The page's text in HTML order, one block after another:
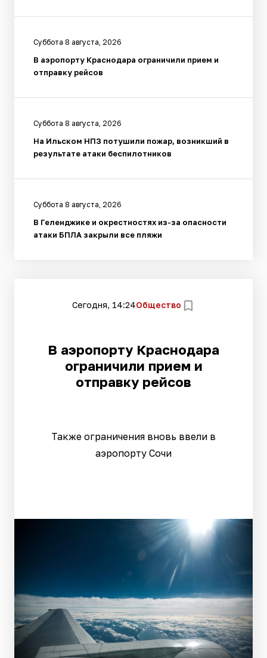
Суббота 8 августа, 2026
В аэропорту Краснодара ограничили прием и
отправку рейсов
Суббота 8 августа, 2026
На Ильском НПЗ потушили пожар, возникший в
результате атаки беспилотников
Суббота 8 августа, 2026
В Геленджике и окрестностях из-за опасности
атаки БПЛА закрыли все пляжи
Сегодня, 14:24Общество
В аэропорту Краснодара
ограничили прием и
отправку рейсов
Также ограничения вновь ввели в
аэропорту Сочи